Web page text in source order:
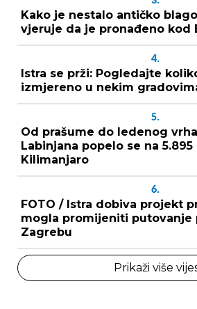
Kako je nestalo antičko
vjeruje da je pronađeno kod
4.
Istra se prži: Pogledajte
izmjereno u nekim
5.
Od prašume do ledenog
Labinjana popelo se na
Kilimanjaro
6.
FOTO / Istra dobiva projekt
mogla promijeniti putovanje
Zagrebu
Prikaži više